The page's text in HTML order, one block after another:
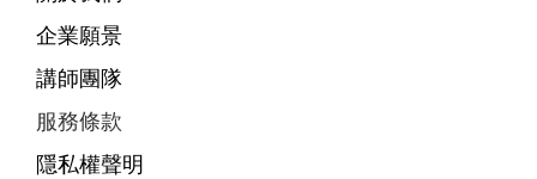
企業願景
講師團隊
服務條款
隱私權聲明